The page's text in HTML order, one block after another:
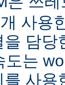
사용
담당
도는
사